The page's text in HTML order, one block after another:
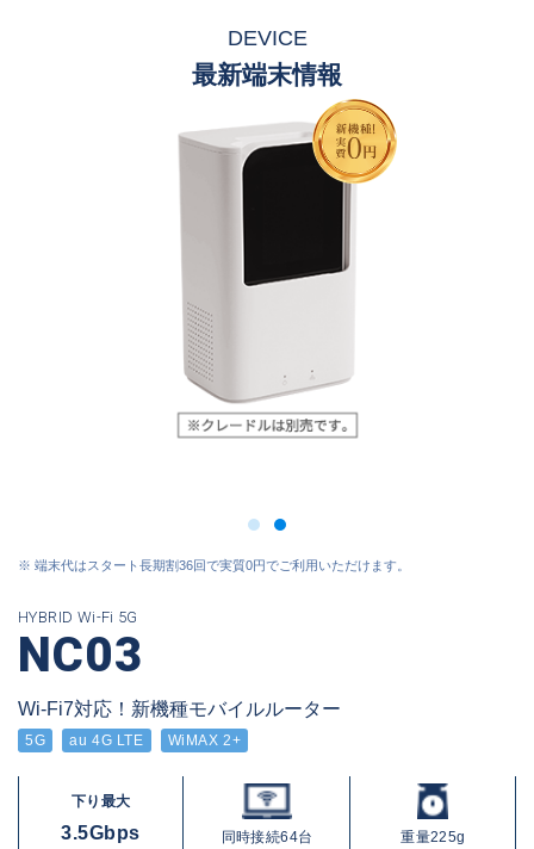
DEVICE
最新端末情報
※ 端末代はスタート長期割36回で実質0円でご利用いただけます。
HYBRID Wi-Fi 5G
NC03
Wi-Fi7対応！新機種モバイルルーター
5G au 4G LTE WiMAX 2+
下り最大
3.5Gbps 同時接続64台 重量225g